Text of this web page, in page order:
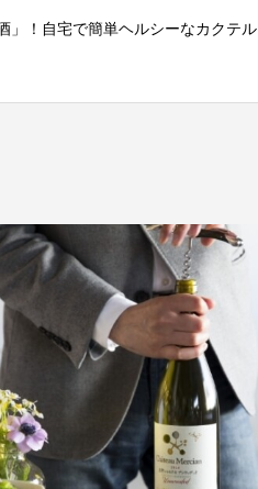
」！自宅で簡単ヘルシーなカクテル